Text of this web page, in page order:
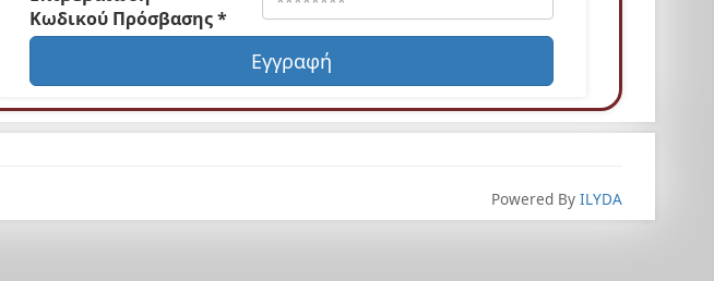
Κωδικού Πρόσβασης *
Εγγραφή
Powered ByILYDA